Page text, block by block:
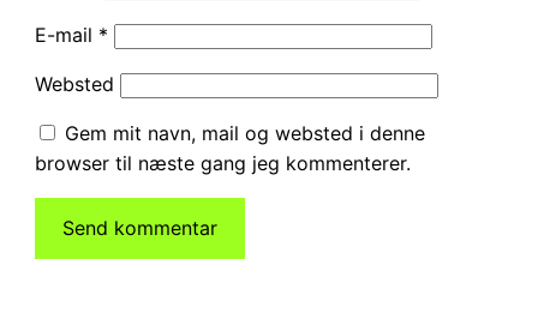
E-mail *
Websted
Gem mit navn, mail og websted i denne
browser til næste gang jeg kommenterer.